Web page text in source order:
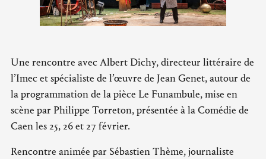
Une rencontre avec Albert Dichy, directeur littéraire de
l’Imec et spécialiste de l’œuvre de Jean Genet, autour de
la programmation de la pièce Le Funambule, mise en
scène par Philippe Torreton, présentée à la Comédie de
Caen les 25, 26 et 27 février.
Rencontre animée par Sébastien Thème, journaliste